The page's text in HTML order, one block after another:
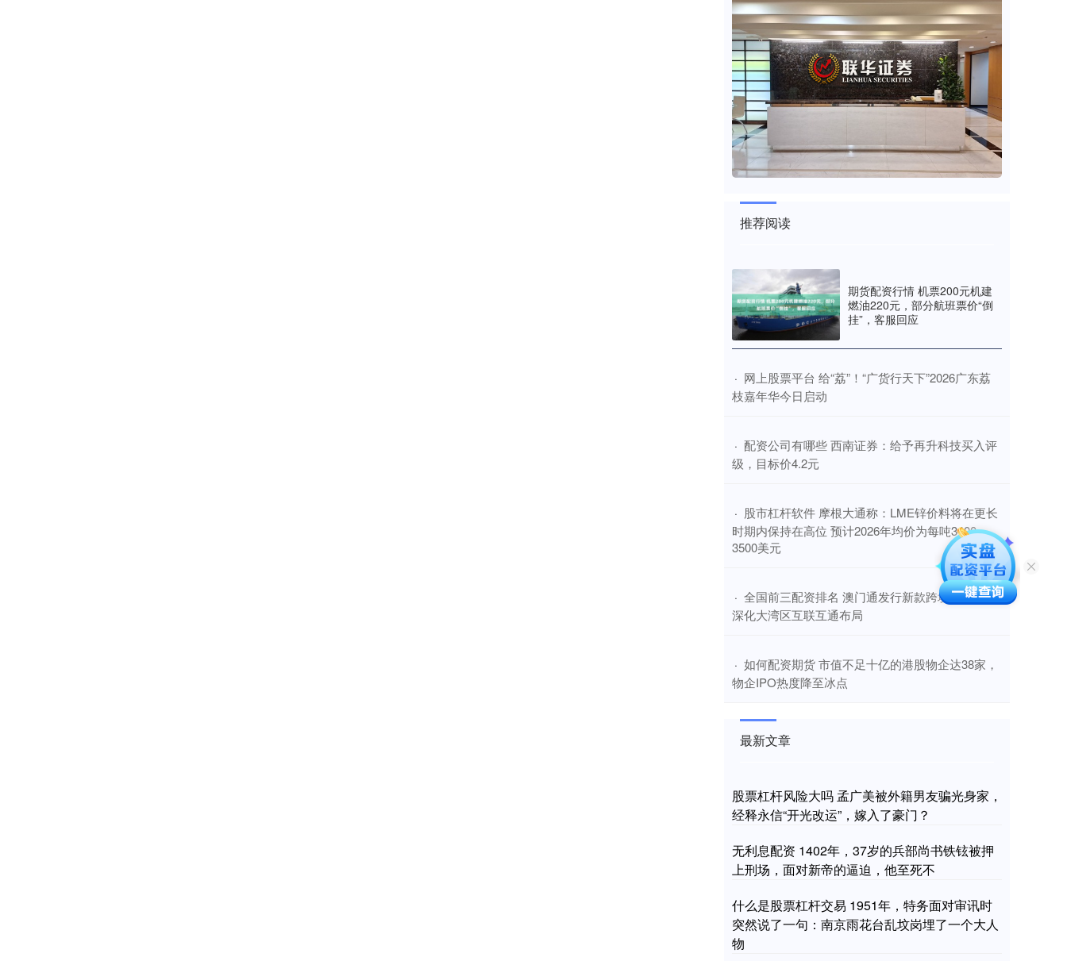
推荐阅读
期货配资行情 机票200元机建
燃油220元，部分航班票价“倒
挂”，客服回应
· ​网上股票平台 给“荔”！“广货行天下”2026广东荔
枝嘉年华今日启动
· ​配资公司有哪些 西南证券：给予再升科技买入评
级，目标价4.2元
· ​股市杠杆软件 摩根大通称：LME锌价料将在更长
时期内保持在高位 预计2026年均价为每吨3400-
3500美元
· ​全国前三配资排名 澳门通发行新款跨境联名卡，
深化大湾区互联互通布局
· ​如何配资期货 市值不足十亿的港股物企达38家，
物企IPO热度降至冰点
最新文章
股票杠杆风险大吗 孟广美被外籍男友骗光身家，
经释永信“开光改运”，嫁入了豪门？
无利息配资 1402年，37岁的兵部尚书铁铉被押
上刑场，面对新帝的逼迫，他至死不
什么是股票杠杆交易 1951年，特务面对审讯时
突然说了一句：南京雨花台乱坟岗埋了一个大人
物